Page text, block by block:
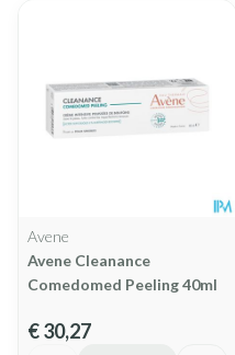
Avene
Avene Cleanance
Comedomed Peeling 40ml
€ 30,27